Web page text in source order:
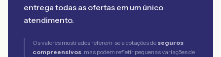
entrega todas as ofertas em um único
atendimento.
Os valores mostrados referem-se a cotações de seguros
compreensivos, mas podem refletir pequenas variações de